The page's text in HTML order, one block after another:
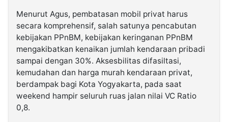
Menurut Agus, pembatasan mobil privat harus
secara komprehensif, salah satunya pencabutan
kebijakan PPnBM, kebijakan keringanan PPnBM
mengakibatkan kenaikan jumlah kendaraan pribadi
sampai dengan 30%. Aksesbilitas difasiltasi,
kemudahan dan harga murah kendaraan privat,
berdampak bagi Kota Yogyakarta, pada saat
weekend hampir seluruh ruas jalan nilai VC Ratio
0,8.